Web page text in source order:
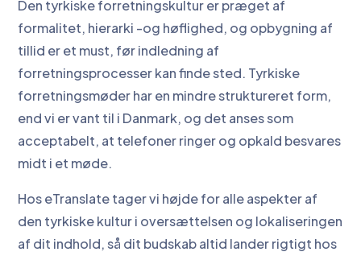
Den tyrkiske forretningskultur er præget af
formalitet, hierarki -og høflighed, og opbygning af
tillid er et must, før indledning af
forretningsprocesser kan finde sted. Tyrkiske
forretningsmøder har en mindre struktureret form,
end vi er vant til i Danmark, og det anses som
acceptabelt, at telefoner ringer og opkald besvares
midt i et møde.
Hos eTranslate tager vi højde for alle aspekter af
den tyrkiske kultur i oversættelsen og lokaliseringen
af dit indhold, så dit budskab altid lander rigtigt hos